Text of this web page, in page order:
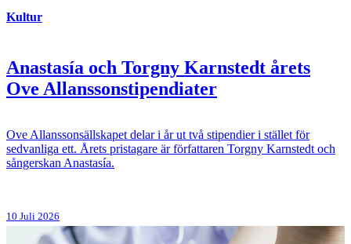
Kultur
Anastasía och Torgny Karnstedt årets
Ove Allanssonstipendiater
Ove Allanssonsällskapet delar i år ut två stipendier i stället för
sedvanliga ett. Årets pristagare är författaren Torgny Karnstedt och
sångerskan Anastasía.
10 Juli 2026